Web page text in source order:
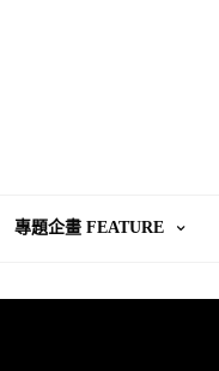
專題企畫 FEATURE